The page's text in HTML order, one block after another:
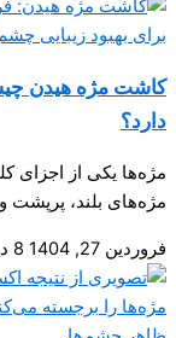
کاشت مژه هیدن
دارد؟
مژه‌ها یکی از اجزای
مژه‌های بلند، پرپشت و
فروردین 27, 1404 8 دیدگاه